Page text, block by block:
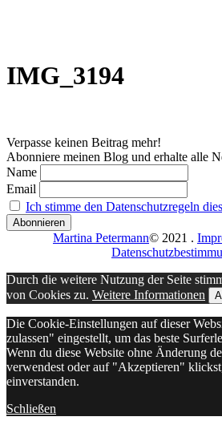
IMG_3194
Verpasse keinen Beitrag mehr!
Abonniere meinen Blog und erhalte alle
Name
Email
Ich stimme den Datenschutzregeln
Martina Petermann© 2021 .
Durch die weitere Nutzung der Seite
von Cookies zu. Weitere Informationen
Die Cookie-Einstellungen auf dieser
zulassen" eingestellt, um das beste
Wenn du diese Website ohne Änderung
verwendest oder auf "Akzeptieren"
einverstanden.
Schließen